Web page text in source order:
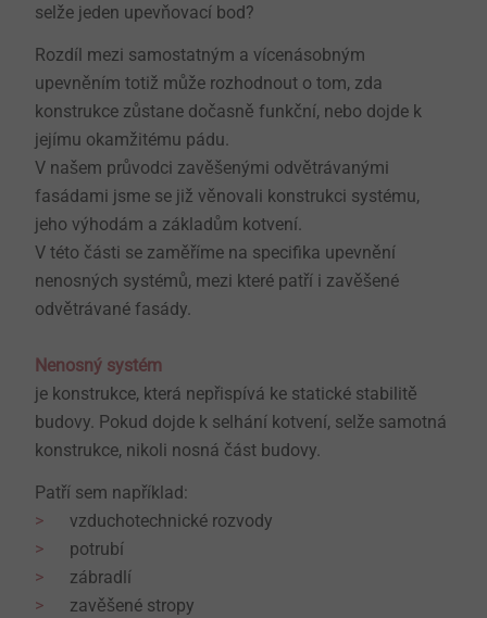
selže jeden upevňovací bod?
Rozdíl mezi samostatným a vícenásobným
upevněním totiž může rozhodnout o tom, zda
konstrukce zůstane dočasně funkční, nebo dojde k
jejímu okamžitému pádu.
V našem průvodci zavěšenými odvětrávanými
fasádami jsme se již věnovali konstrukci systému,
jeho výhodám a základům kotvení.
V této části se zaměříme na specifika upevnění
nenosných systémů, mezi které patří i zavěšené
odvětrávané fasády.
Nenosný systém
je konstrukce, která nepřispívá ke statické stabilitě
budovy. Pokud dojde k selhání kotvení, selže samotná
konstrukce, nikoli nosná část budovy.
Patří sem například:
vzduchotechnické rozvody
potrubí
zábradlí
zavěšené stropy